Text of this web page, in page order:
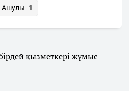
Ашулы 1
қызметкері жұмыс